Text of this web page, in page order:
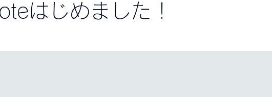
はじめました！